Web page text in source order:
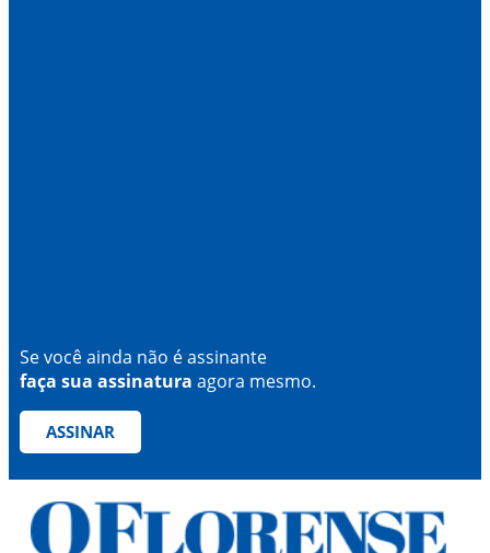
Se você ainda não é assinante
faça sua assinatura agora mesmo.
ASSINAR